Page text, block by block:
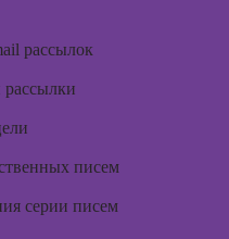
рассылок
писем
серии писем